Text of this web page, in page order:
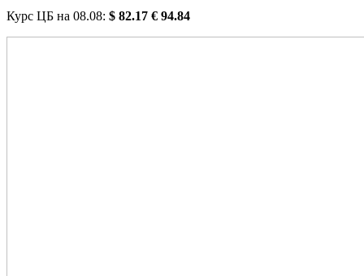
Курс ЦБ на 08.08: $ 82.17 € 94.84